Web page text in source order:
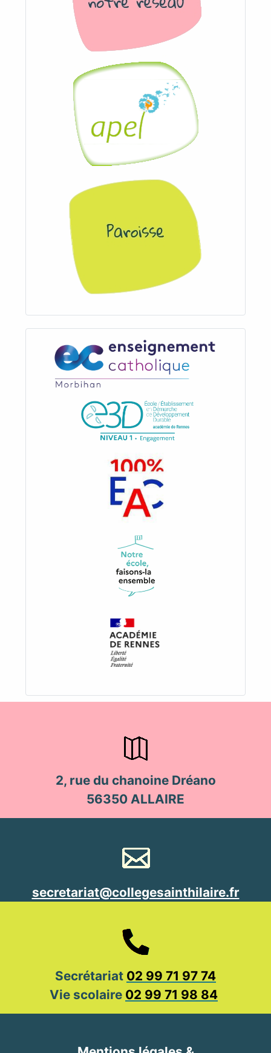
2, rue du chanoine Dréano
56350 ALLAIRE
secretariat@collegesainthilaire.fr
Secrétariat 02 99 71 97 74
Vie scolaire 02 99 71 98 84